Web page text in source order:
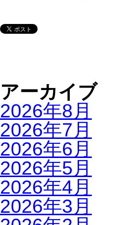
アーカイブ
2026年8月
2026年7月
2026年6月
2026年5月
2026年4月
2026年3月